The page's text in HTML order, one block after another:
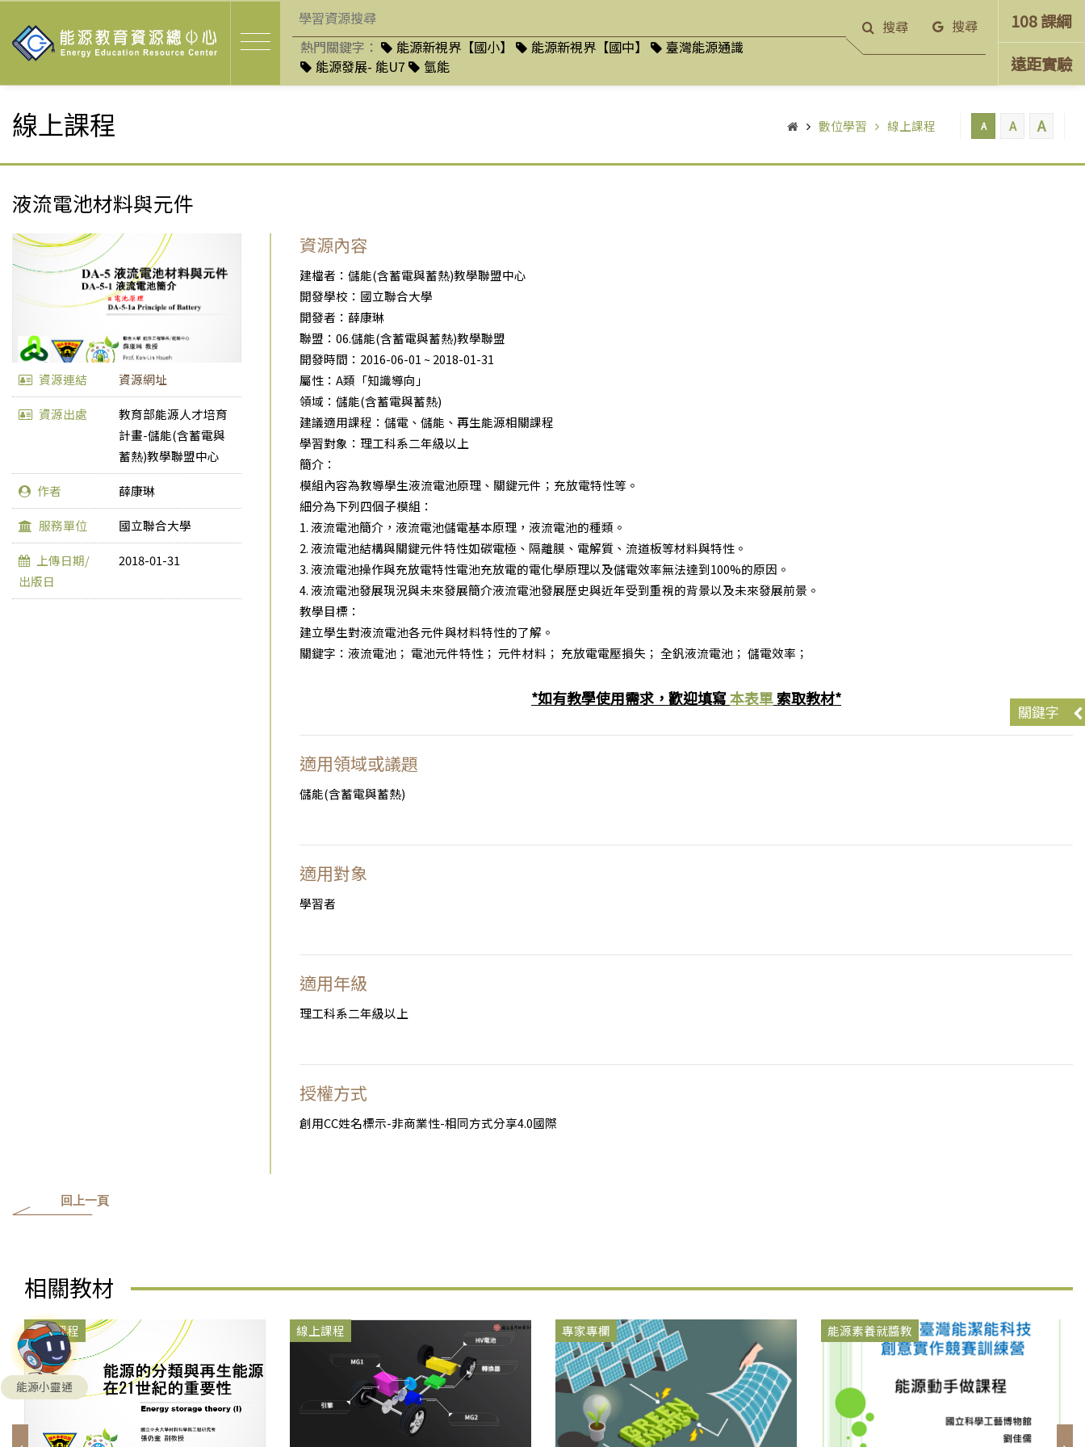
熱門關鍵字： 能源新視界【國小】 能源新視界【國中】
臺灣能源通識
能源發展- 能U7
氫能
搜尋 搜尋
108 課綱
遠距實驗
線上課程 數位學習 線上課程 A A A
液流電池材料與元件
資源連結 資源網址
資源出處
教育部能源人才培育
計畫-儲能(含蓄電與
蓄熱)教學聯盟中心
作者 薛康琳
服務單位 國立聯合大學
上傳日期/
出版日
2018-01-31
資源內容
建檔者：儲能(含蓄電與蓄熱)教學聯盟中心
開發學校：國立聯合大學
開發者：薛康琳
聯盟：06.儲能(含蓄電與蓄熱)教學聯盟
開發時間：2016-06-01 ~ 2018-01-31
屬性：A類「知識導向」
領域：儲能(含蓄電與蓄熱)
建議適用課程：儲電、儲能、再生能源相關課程
學習對象：理工科系二年級以上
簡介：
模組內容為教導學生液流電池原理、關鍵元件；充放電特性等。
細分為下列四個子模組：
1. 液流電池簡介，液流電池儲電基本原理，液流電池的種類。
2. 液流電池結構與關鍵元件特性如碳電極、隔離膜、電解質、流道板等材料與特性。
3. 液流電池操作與充放電特性電池充放電的電化學原理以及儲電效率無法達到100%的原因。
4. 液流電池發展現況與未來發展簡介液流電池發展歷史與近年受到重視的背景以及未來發展前景。
教學目標：
建立學生對液流電池各元件與材料特性的了解。
關鍵字：液流電池； 電池元件特性； 元件材料； 充放電電壓損失； 全釩液流電池； 儲電效率；
*如有教學使用需求，歡迎填寫本表單索取教材*
適用領域或議題
儲能(含蓄電與蓄熱)
適用對象
學習者
適用年級
理工科系二年級以上
授權方式
創用CC姓名標示-非商業性-相同方式分享4.0國際
回上一頁
相關教材
線上課程 線上課程 專家專欄 能源素養就醬教
關鍵字
能源小靈通